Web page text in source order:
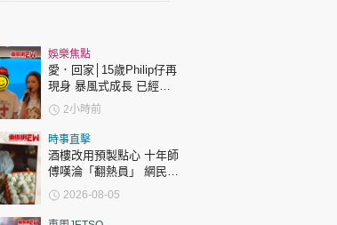
娛樂焦點
愛．回家│15歲Philip仔再
現身 暴風式成長 已經高
過「三太」樊亦敏！
2小時前
時事直擊
酒樓改用預製點心 十年師
傅嘆淪「翻熱員」 網民憂
傳統手藝被淘汰
2026-08-05